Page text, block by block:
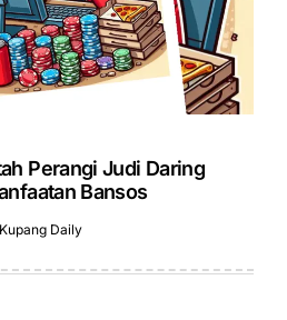
Perangi Judi Daring
Bansos
Daily